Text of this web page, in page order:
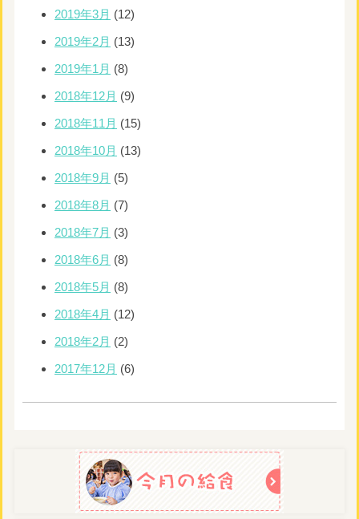
2019年3月 (12)
2019年2月 (13)
2019年1月 (8)
2018年12月 (9)
2018年11月 (15)
2018年10月 (13)
2018年9月 (5)
2018年8月 (7)
2018年7月 (3)
2018年6月 (8)
2018年5月 (8)
2018年4月 (12)
2018年2月 (2)
2017年12月 (6)